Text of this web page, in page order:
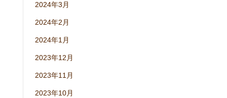
2024年3月
2024年2月
2024年1月
2023年12月
2023年11月
2023年10月